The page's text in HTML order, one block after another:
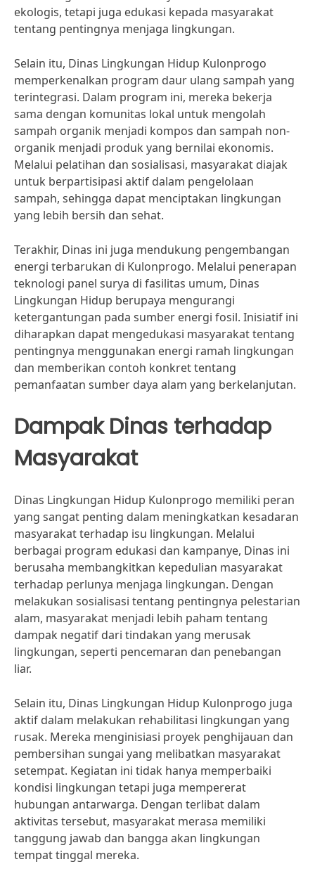
ekologis, tetapi juga edukasi kepada masyarakat
tentang pentingnya menjaga lingkungan.
Selain itu, Dinas Lingkungan Hidup Kulonprogo
memperkenalkan program daur ulang sampah yang
terintegrasi. Dalam program ini, mereka bekerja
sama dengan komunitas lokal untuk mengolah
sampah organik menjadi kompos dan sampah non-
organik menjadi produk yang bernilai ekonomis.
Melalui pelatihan dan sosialisasi, masyarakat diajak
untuk berpartisipasi aktif dalam pengelolaan
sampah, sehingga dapat menciptakan lingkungan
yang lebih bersih dan sehat.
Terakhir, Dinas ini juga mendukung pengembangan
energi terbarukan di Kulonprogo. Melalui penerapan
teknologi panel surya di fasilitas umum, Dinas
Lingkungan Hidup berupaya mengurangi
ketergantungan pada sumber energi fosil. Inisiatif ini
diharapkan dapat mengedukasi masyarakat tentang
pentingnya menggunakan energi ramah lingkungan
dan memberikan contoh konkret tentang
pemanfaatan sumber daya alam yang berkelanjutan.
Dampak Dinas terhadap
Masyarakat
Dinas Lingkungan Hidup Kulonprogo memiliki peran
yang sangat penting dalam meningkatkan kesadaran
masyarakat terhadap isu lingkungan. Melalui
berbagai program edukasi dan kampanye, Dinas ini
berusaha membangkitkan kepedulian masyarakat
terhadap perlunya menjaga lingkungan. Dengan
melakukan sosialisasi tentang pentingnya pelestarian
alam, masyarakat menjadi lebih paham tentang
dampak negatif dari tindakan yang merusak
lingkungan, seperti pencemaran dan penebangan
liar.
Selain itu, Dinas Lingkungan Hidup Kulonprogo juga
aktif dalam melakukan rehabilitasi lingkungan yang
rusak. Mereka menginisiasi proyek penghijauan dan
pembersihan sungai yang melibatkan masyarakat
setempat. Kegiatan ini tidak hanya memperbaiki
kondisi lingkungan tetapi juga mempererat
hubungan antarwarga. Dengan terlibat dalam
aktivitas tersebut, masyarakat merasa memiliki
tanggung jawab dan bangga akan lingkungan
tempat tinggal mereka.